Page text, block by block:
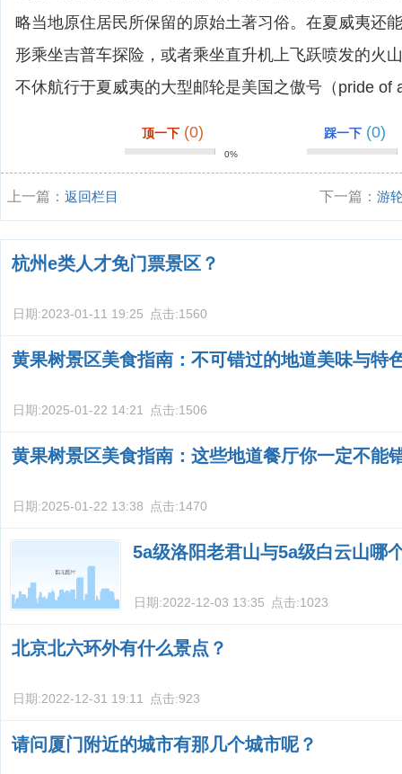
略当地原住居民所保留的原始土著习俗。在夏威夷还
形乘坐吉普车探险，或者乘坐直升机上飞跃喷发的火
不休航行于夏威夷的大型邮轮是美国之傲号（pride of
顶一下 (0)
0%
踩一下 (0)
上一篇： 返回栏目 下一篇：游
略？
杭州e类人才免门票景区？
日期:2023-01-11 19:25 点击:1560
黄果树景区美食指南：不可错过的地道美味与特
日期:2025-01-22 14:21 点击:1506
黄果树景区美食指南：这些地道餐厅你一定不能
日期:2025-01-22 13:38 点击:1470
5a级洛阳老君山与5a级白云山哪
日期:2022-12-03 13:35 点击:1023
北京北六环外有什么景点？
日期:2022-12-31 19:11 点击:923
请问厦门附近的城市有那几个城市呢？